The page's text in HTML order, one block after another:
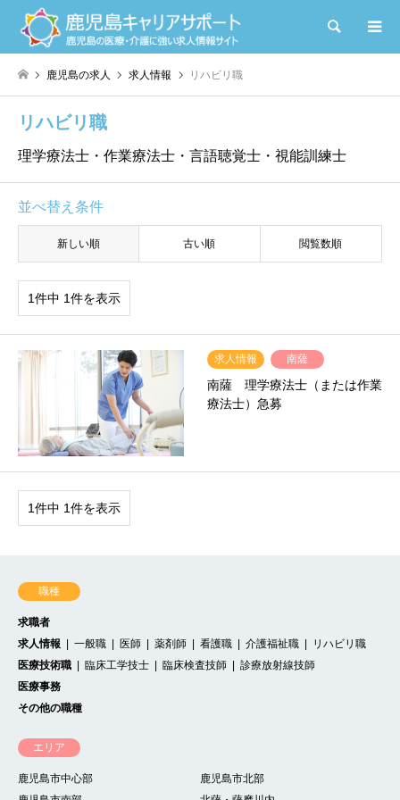
検索
鹿児島の求人 求人情報 リハビリ職
リハビリ職
理学療法士・作業療法士・言語聴覚士・視能訓練士
並べ替え条件
新しい順 古い順 閲覧数順
1件中 1件を表示
求人情報 南薩
南薩 理学療法士（または作業
療法士）急募
1件中 1件を表示
職種
求職者
求人情報
一般職 医師 薬剤師 看護職 介護福祉職
リハビリ職
医療技術職
臨床工学技士 臨床検査技師
診療放射線技師
医療事務
その他の職種
エリア
鹿児島市中心部
鹿児島市北部